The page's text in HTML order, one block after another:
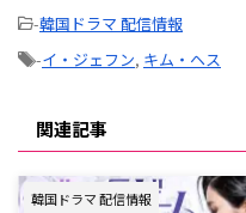
-韓国ドラマ 配信情報
-イ・ジェフン, キム・ヘス
関連記事
韓国ドラマ 配信情報